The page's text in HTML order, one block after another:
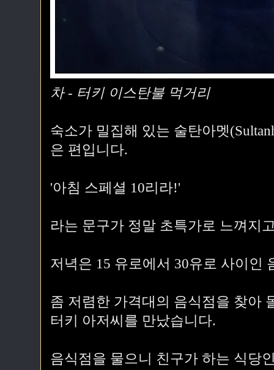
차 - 터키 이스탄불 먹거리
숙소가 밀집해 있는 술탄아멧
은 편입니다.
'아침 스페셜 10리라!'
라는 문구가 정말 초특가로 느껴지
저녁은 15 유로에서 30유로 사이인
좀 저렴한 가격대의 음식점을 찾아
터키 아저씨를 만났습니다.
음식점을 물으니 친구가 하는 식당